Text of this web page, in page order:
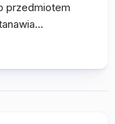
przedmiotem